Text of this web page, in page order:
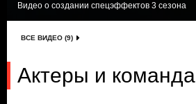
Видео о создании спецэффектов 3 сезона
ВСЕ ВИДЕО (9)
Актеры и команда